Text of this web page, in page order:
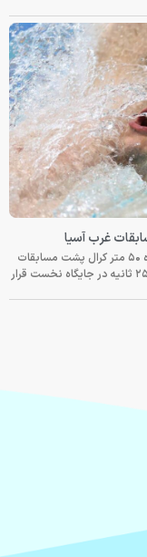
هومر عباسی، شناگر تیم ملی ایران، در دور مقدماتی ماده ۵۰ متر کرال پشت مسابقات